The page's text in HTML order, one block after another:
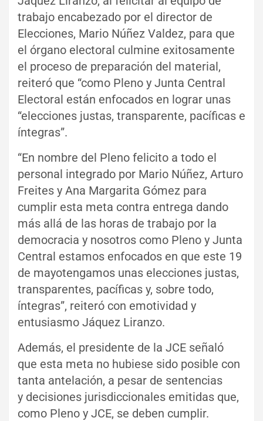
trabajo encabezado por el director de
Elecciones, Mario Núñez Valdez, para que
el órgano electoral culmine exitosamente
el proceso de preparación del material,
reiteró que “como Pleno y Junta Central
Electoral están enfocados en lograr unas
“elecciones justas, transparente, pacíficas e
íntegras”.
“En nombre del Pleno felicito a todo el
personal integrado por Mario Núñez, Arturo
Freites y Ana Margarita Gómez para
cumplir esta meta contra entrega dando
más allá de las horas de trabajo por la
democracia y nosotros como Pleno y Junta
Central estamos enfocados en que este 19
de mayotengamos unas elecciones justas,
transparentes, pacíficas y, sobre todo,
íntegras”, reiteró con emotividad y
entusiasmo Jáquez Liranzo.
Además, el presidente de la JCE señaló
que esta meta no hubiese sido posible con
tanta antelación, a pesar de sentencias
y decisiones jurisdiccionales emitidas que,
como Pleno y JCE, se deben cumplir.